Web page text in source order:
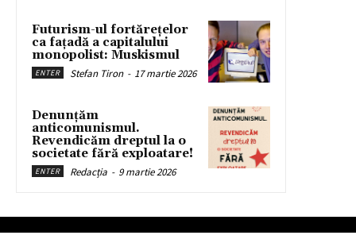
Futurism-ul fortărețelor
ca fațadă a capitalului
monopolist: Muskismul
ENTER Stefan Tiron - 17 martie 2026
Denunțăm
anticomunismul.
Revendicăm dreptul la o
societate fără exploatare!
ENTER Redacția - 9 martie 2026